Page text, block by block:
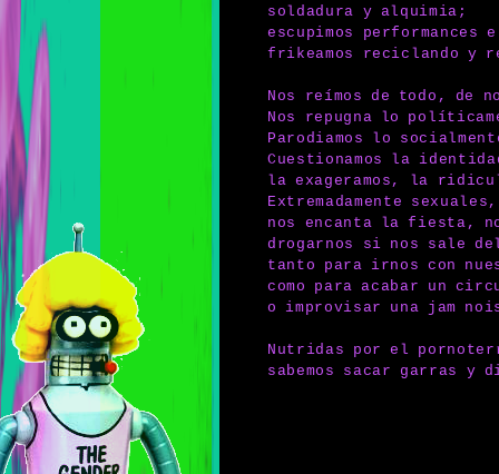
soldadura y alquimia;
escupimos
frikeamos reciclando y
Nos reímos de todo, de
Nos repugna lo
Parodiamos lo
Cuestionamos la
la exageramos, la
Extremadamente
nos encanta la fiesta,
drogarnos si nos sale
tanto para irnos con
como para acabar un
o improvisar una jam
Nutridas por el
sabemos sacar garras y